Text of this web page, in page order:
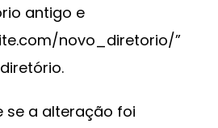
antigo e
novo_diretorio/”
se a alteração foi